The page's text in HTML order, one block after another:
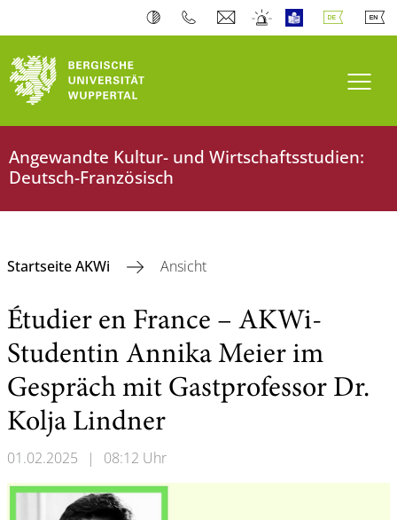
Angewandte Kultur- und Wirtschaftsstudien:
Deutsch-Französisch
Startseite AKWi Ansicht
Étudier en France – AKWi-
Studentin Annika Meier im
Gespräch mit Gastprofessor Dr.
Kolja Lindner
01.02.2025 | 08:12 Uhr